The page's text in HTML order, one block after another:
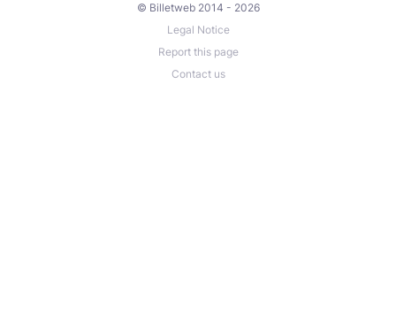
© Billetweb 2014 - 2026
Legal Notice
Report this page
Contact us